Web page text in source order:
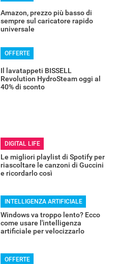
Amazon, prezzo più basso di
sempre sul caricatore rapido
universale
OFFERTE
Il lavatappeti BISSELL
Revolution HydroSteam oggi al
40% di sconto
DIGITAL LIFE
Le migliori playlist di Spotify per
riascoltare le canzoni di Guccini
e ricordarlo così
INTELLIGENZA ARTIFICIALE
Windows va troppo lento? Ecco
come usare l'intelligenza
artificiale per velocizzarlo
OFFERTE